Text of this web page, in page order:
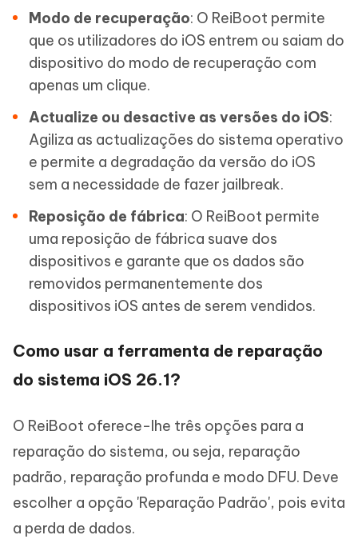
Modo de recuperação: O ReiBoot permite
que os utilizadores do iOS entrem ou saiam do
dispositivo do modo de recuperação com
apenas um clique.
Actualize ou desactive as versões do iOS:
Agiliza as actualizações do sistema operativo
e permite a degradação da versão do iOS
sem a necessidade de fazer jailbreak.
Reposição de fábrica: O ReiBoot permite
uma reposição de fábrica suave dos
dispositivos e garante que os dados são
removidos permanentemente dos
dispositivos iOS antes de serem vendidos.
Como usar a ferramenta de reparação
do sistema iOS 26.1?
O ReiBoot oferece-lhe três opções para a
reparação do sistema, ou seja, reparação
padrão, reparação profunda e modo DFU. Deve
escolher a opção 'Reparação Padrão', pois evita
a perda de dados.